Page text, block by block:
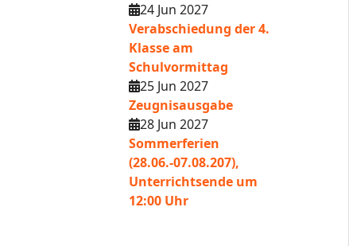
24 Jun 2027
Verabschiedung der 4.
Klasse am
Schulvormittag
25 Jun 2027
Zeugnisausgabe
28 Jun 2027
Sommerferien
(28.06.-07.08.207),
Unterrichtsende um
12:00 Uhr